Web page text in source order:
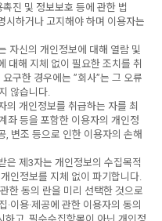
진 및 정보보호 등에 관한 법
시하거나 고지해야 하며 이용자는
자신의 개인정보에 대해 열람 및
대해 지체 없이 필요한 조치를 취
구한 경우에는 ”회사”는 그 오류
않습니다.
의 개인정보를 취급하는 자를 최
좌 등을 포함한 이용자의 개인정
, 변조 등으로 인한 이용자의 손해
은 제3자는 개인정보의 수집목적
인정보를 지체 없이 파기합니다.
한 동의 란을 미리 선택한 것으로
이용·제공에 관한 이용자의 동의